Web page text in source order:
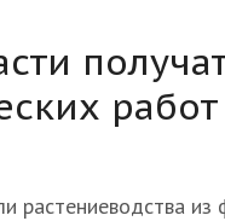
работ
растениеводства из